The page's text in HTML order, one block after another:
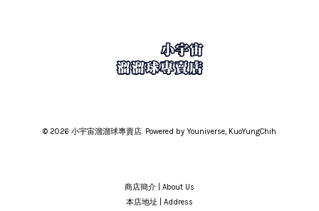
© 2026 小宇宙溜溜球專賣店. Powered by Youniverse, KuoYungChih
商店簡介 | About Us
本店地址 | Address